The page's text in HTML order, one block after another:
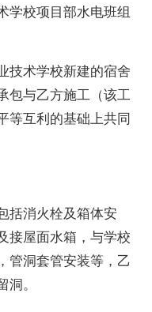
校项目部水电班组
术学校新建的宿舍
包与乙方施工（该工
等互利的基础上共同
消火栓及箱体安
接屋面水箱，与学校
管洞套管安装等，乙
洞。